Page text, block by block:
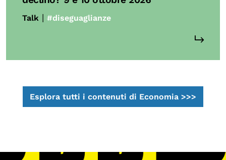
Talk | #diseguaglianze
Esplora tutti i contenuti di Economia >>>